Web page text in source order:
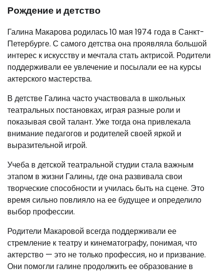
Рождение и детство
Галина Макарова родилась 10 мая 1974 года в Санкт-
Петербурге. С самого детства она проявляла большой
интерес к искусству и мечтала стать актрисой. Родители
поддерживали ее увлечение и посылали ее на курсы
актерского мастерства.
В детстве Галина часто участвовала в школьных
театральных постановках, играя разные роли и
показывая свой талант. Уже тогда она привлекала
внимание педагогов и родителей своей яркой и
выразительной игрой.
Учеба в детской театральной студии стала важным
этапом в жизни Галины, где она развивала свои
творческие способности и училась быть на сцене. Это
время сильно повлияло на ее будущее и определило
выбор профессии.
Родители Макаровой всегда поддерживали ее
стремление к театру и кинематографу, понимая, что
актерство — это не только профессия, но и призвание.
Они помогли галине продолжить ее образование в